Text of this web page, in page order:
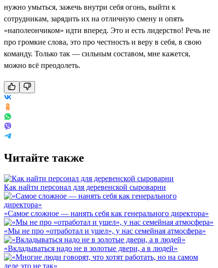
нужно умыться, зажечь внутри себя огонь, выйти к
сотрудникам, зарядить их на отличную смену и опять
«наполеончиком» идти вперед. Это и есть лидерство! Речь не
про громкие слова, это про честность и веру в себя, в свою
команду. Только так — сильным составом, мне кажется,
можно всё преодолеть.
Читайте также
Как найти персонал для деревенской сыроварни
«Самое сложное — нанять себя как генерального директора»
«Мы не про «отработал и ушел», у нас семейная атмосфера»
«Вкладываться надо не в золотые двери, а в людей»